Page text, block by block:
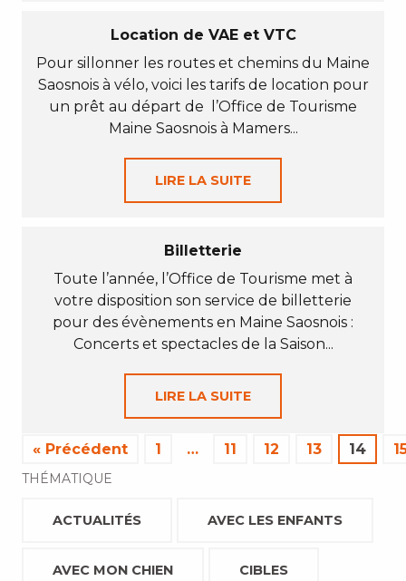
Location de VAE et VTC
Pour sillonner les routes et chemins du Maine
Saosnois à vélo, voici les tarifs de location pour
un prêt au départ de l’Office de Tourisme
Maine Saosnois à Mamers...
LIRE LA SUITE
Billetterie
Toute l’année, l’Office de Tourisme met à
votre disposition son service de billetterie
pour des évènements en Maine Saosnois :
Concerts et spectacles de la Saison...
LIRE LA SUITE
« Précédent 1 … 11 12 13 14
THÉMATIQUE
ACTUALITÉS AVEC LES ENFANTS
AVEC MON CHIEN CIBLES